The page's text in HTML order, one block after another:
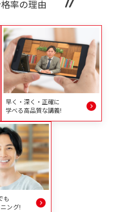
率の理由
早く・深く・正確に
学べる高品質な講義!
も
ング!